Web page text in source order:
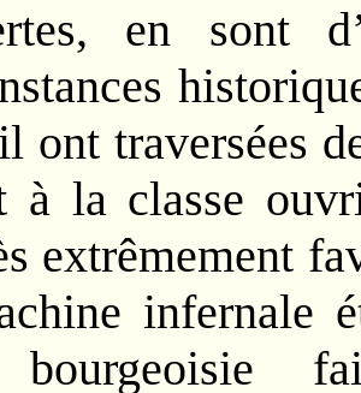
en sont
ont traversées
à la classe
extrêmement
infernale